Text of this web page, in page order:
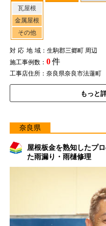
瓦屋根
金属屋根
その他
対応地域：生駒郡三郷町 周辺
施工事例数： 0件
工事店住所：奈良県奈良市法蓮町
もっと
奈良県
屋根板金を熟知したプ
た雨漏り・雨樋修理